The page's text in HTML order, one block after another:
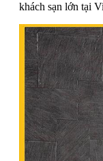
khách sạn lớn tại